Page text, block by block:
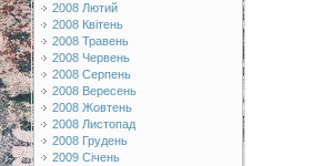
2008 Лютий
2008 Квітень
2008 Травень
2008 Червень
2008 Серпень
2008 Вересень
2008 Жовтень
2008 Листопад
2008 Грудень
2009 Січень